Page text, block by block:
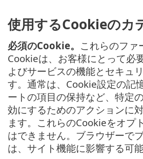
使用するCookieのカ
必須のCookie。 これらのファ
Cookieは、お客様にとって必
よびサービスの機能とセキュ
す。通常は、Cookie設定の記
ートの項目の保持など、特定
効にするためのアクションに
ます。これらのCookieをオプ
はできません。ブラウザーで
は、サイト機能に影響する可